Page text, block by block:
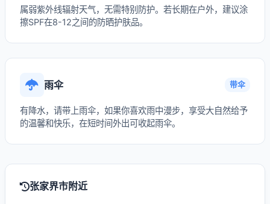
属弱紫外线辐射天气，无需特别防护。若长期在户外，建议涂
擦SPF在8-12之间的防晒护肤品。
雨伞 带伞
有降水，请带上雨伞，如果你喜欢雨中漫步，享受大自然给予
的温馨和快乐，在短时间外出可收起雨伞。
张家界市附近